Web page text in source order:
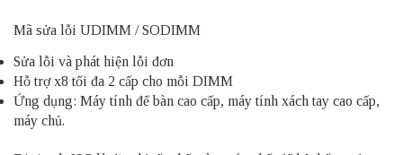
Mã sửa lỗi UDIMM / SODIMM
Sửa lỗi và phát hiện lỗi đơn
Hỗ trợ x8 tối đa 2 cấp cho mỗi DIMM
Ứng dụng: Máy tính để bàn cao cấp, máy tính xách tay cao cấp,
máy chủ.